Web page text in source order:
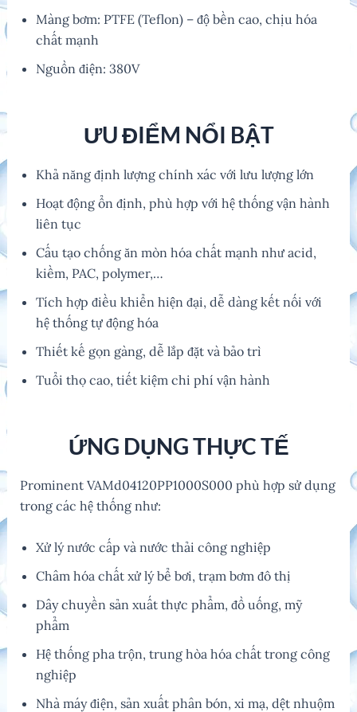
Màng bơm: PTFE (Teflon) – độ bền cao, chịu hóa
chất mạnh
Nguồn điện: 380V
ƯU ĐIỂM NỔI BẬT
Khả năng định lượng chính xác với lưu lượng lớn
Hoạt động ổn định, phù hợp với hệ thống vận hành
liên tục
Cấu tạo chống ăn mòn hóa chất mạnh như acid,
kiềm, PAC, polymer,…
Tích hợp điều khiển hiện đại, dễ dàng kết nối với
hệ thống tự động hóa
Thiết kế gọn gàng, dễ lắp đặt và bảo trì
Tuổi thọ cao, tiết kiệm chi phí vận hành
ỨNG DỤNG THỰC TẾ
Prominent VAMd04120PP1000S000 phù hợp sử dụng
trong các hệ thống như:
Xử lý nước cấp và nước thải công nghiệp
Châm hóa chất xử lý bể bơi, trạm bơm đô thị
Dây chuyền sản xuất thực phẩm, đồ uống, mỹ
phẩm
Hệ thống pha trộn, trung hòa hóa chất trong công
nghiệp
Nhà máy điện, sản xuất phân bón, xi mạ, dệt nhuộm